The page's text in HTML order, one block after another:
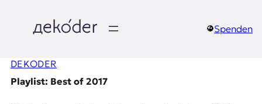
springen
e
k
Spenden
DEKODER
Playlist: Best of 2017